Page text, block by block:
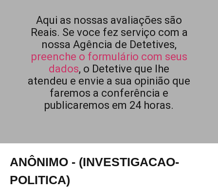
Aqui as nossas avaliações são
Reais. Se voce fez serviço com a
nossa Agência de Detetives,
preenche o formulário com seus
dados, o Detetive que lhe
atendeu e envie a sua opinião que
faremos a conferência e
publicaremos em 24 horas.
ANÔNIMO - (INVESTIGACAO-
POLITICA)